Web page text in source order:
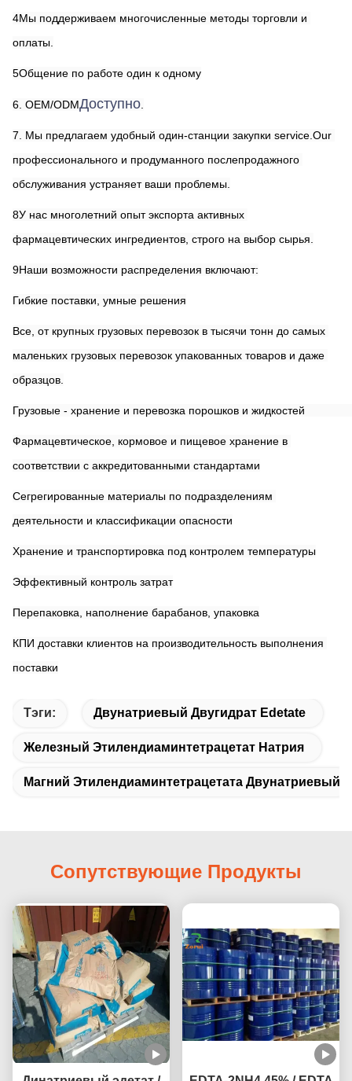
4Мы поддерживаем многочисленные методы торговли и
оплаты.
5Общение по работе один к одному
6. OEM/ODMДоступно
7. Мы предлагаем удобный один-станции закупки service.Our
профессионального и продуманного послепродажного
обслуживания устраняет ваши проблемы.
8У нас многолетний опыт экспорта активных
фармацевтических ингредиентов, строго на выбор сырья.
9Наши возможности распределения включают:
Гибкие поставки, умные решения
Все, от крупных грузовых перевозок в тысячи тонн до самых
маленьких грузовых перевозок упакованных товаров и даже
образцов.
Фармацевтическое, кормовое и пищевое хранение в
соответствии с аккредитованными стандартами
Сегрегированные материалы по подразделениям
деятельности и классификации опасности
Хранение и транспортировка под контролем температуры
Эффективный контроль затрат
Перепаковка, наполнение барабанов, упаковка
КПИ доставки клиентов на производительность выполнения
поставки
Тэги: Двунатриевый Двугидрат Edetate
Железный Этилендиаминтетрацетат Натрия
Магний Этилендиаминтетрацетата Двунатриевый
Сопутствующие Продукты